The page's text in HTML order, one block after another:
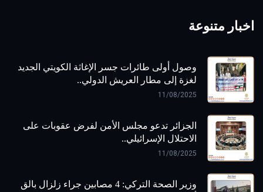
اخبار متنوعة
وصول أولى طائرات جسر الإغاثة الكويتي الجديد
لغزة إلى مطار العريش الدولي..
11/08/2025
الجزائر تدعو مجلس الأمن لفرض عقوبات على
الاحتلال الإسرائيلي..
11/08/2025
وزير الصحة التركي: 4 مصابين جراء زلزال بالق